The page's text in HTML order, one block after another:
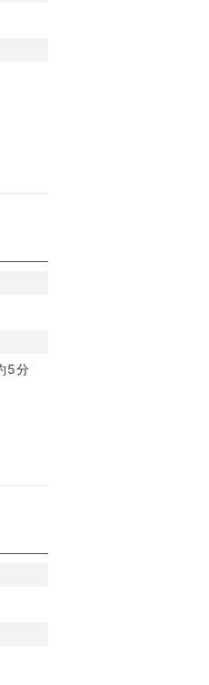
5分